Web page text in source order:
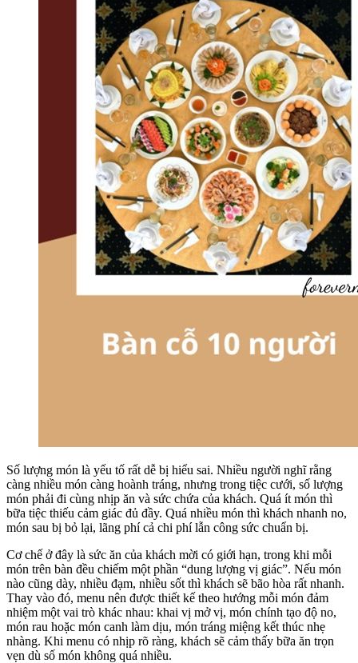
Số lượng món là yếu tố rất dễ bị hiểu sai. Nhiều người nghĩ rằng
càng nhiều món càng hoành tráng, nhưng trong tiệc cưới, số lượng
món phải đi cùng nhịp ăn và sức chứa của khách. Quá ít món thì
bữa tiệc thiếu cảm giác đủ đầy. Quá nhiều món thì khách nhanh no,
món sau bị bỏ lại, lãng phí cả chi phí lẫn công sức chuẩn bị.
Cơ chế ở đây là sức ăn của khách mời có giới hạn, trong khi mỗi
món trên bàn đều chiếm một phần “dung lượng vị giác”. Nếu món
nào cũng dày, nhiều đạm, nhiều sốt thì khách sẽ bão hòa rất nhanh.
Thay vào đó, menu nên được thiết kế theo hướng mỗi món đảm
nhiệm một vai trò khác nhau: khai vị mở vị, món chính tạo độ no,
món rau hoặc món canh làm dịu, món tráng miệng kết thúc nhẹ
nhàng. Khi menu có nhịp rõ ràng, khách sẽ cảm thấy bữa ăn trọn
vẹn dù số món không quá nhiều.